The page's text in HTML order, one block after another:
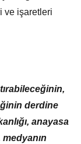
ve işaretleri
derdine
anayasa
medyanın